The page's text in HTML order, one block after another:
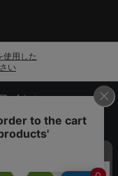
使用した
い
い合わせ
株主優待制度
シーポリシー